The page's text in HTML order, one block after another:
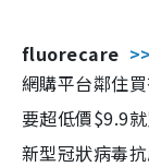
fluorecare
網購平台鄰住
要超低價$9.9
新型冠狀病毒